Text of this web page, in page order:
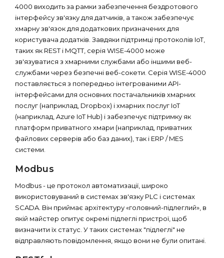
4000 виходить за рамки забезпечення бездротового
інтерфейсу зв'язку для датчиків, а також забезпечує
хмарну зв'язок для додаткових призначених для
користувача додатків. Завдяки підтримці протоколів IoT,
таких як REST і MQTT, серія WISE-4000 може
зв'язуватися з хмарними службами або іншими веб-
службами через безпечні веб-сокети. Серія WISE-4000
поставляється з попередньо інтегрованими API-
інтерфейсами для основних постачальників хмарних
послуг (наприклад, Dropbox) і хмарних послуг IoT
(наприклад, Azure IoT Hub) і забезпечує підтримку як
платформ приватного хмари (наприклад, приватних
файлових серверів або баз даних), так і ERP / MES
системи.
Modbus
Modbus - це протокол автоматизації, широко
використовуваний в системах зв'язку PLC і системах
SCADA. Він приймає архітектуру «головний-підлеглий», в
якій майстер опитує окремі підлеглі пристрої, щоб
визначити їх статус. У таких системах "підлеглі" не
відправляють повідомлення, якщо вони не були опитані.